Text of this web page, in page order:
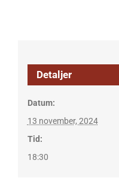
Detaljer
Datum:
13 november, 2024
Tid:
18:30